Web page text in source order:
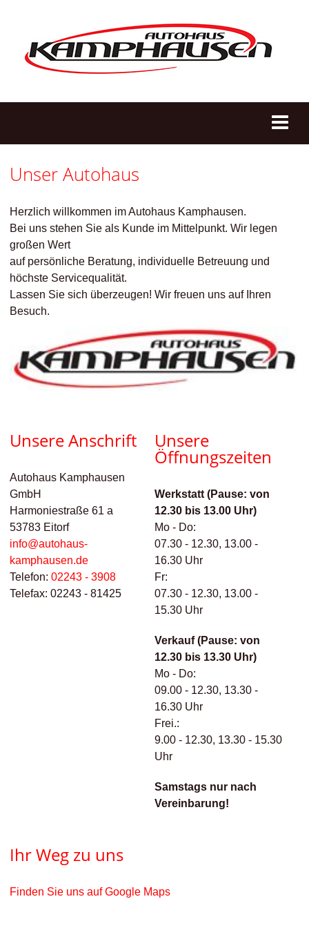
Unser Autohaus
Herzlich willkommen im Autohaus Kamphausen.
Bei uns stehen Sie als Kunde im Mittelpunkt. Wir legen
großen Wert
auf persönliche Beratung, individuelle Betreuung und
höchste Servicequalität.
Lassen Sie sich überzeugen! Wir freuen uns auf Ihren
Besuch.
Unsere Anschrift
Autohaus Kamphausen
GmbH
Harmoniestraße 61 a
53783 Eitorf
info@autohaus-
kamphausen.de
Telefon: 02243 - 3908
Telefax: 02243 - 81425
Unsere
Öffnungszeiten
Werkstatt (Pause: von
12.30 bis 13.00 Uhr)
Mo - Do:
07.30 - 12.30, 13.00 -
16.30 Uhr
Fr:
07.30 - 12.30, 13.00 -
15.30 Uhr
Verkauf (Pause: von
12.30 bis 13.30 Uhr)
Mo - Do:
09.00 - 12.30, 13.30 -
16.30 Uhr
Frei.:
9.00 - 12.30, 13.30 - 15.30
Uhr
Samstags nur nach
Vereinbarung!
Ihr Weg zu uns
Finden Sie uns auf Google Maps